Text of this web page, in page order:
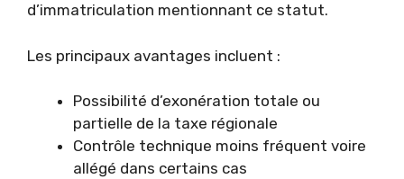
d’immatriculation mentionnant ce statut.
Les principaux avantages incluent :
Possibilité d’exonération totale ou
partielle de la taxe régionale
Contrôle technique moins fréquent voire
allégé dans certains cas